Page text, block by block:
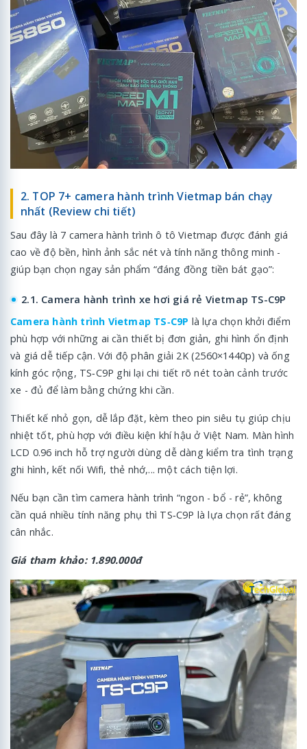
2. TOP 7+ camera hành trình Vietmap bán chạy
nhất (Review chi tiết)
Sau đây là 7 camera hành trình ô tô Vietmap được đánh giá
cao về độ bền, hình ảnh sắc nét và tính năng thông minh -
giúp bạn chọn ngay sản phẩm “đáng đồng tiền bát gạo”:
2.1. Camera hành trình xe hơi giá rẻ Vietmap TS-C9P
Camera hành trình Vietmap TS‑C9P là lựa chọn khởi điểm
phù hợp với những ai cần thiết bị đơn giản, ghi hình ổn định
và giá dễ tiếp cận. Với độ phân giải 2K (2560×1440p) và ống
kính góc rộng, TS‑C9P ghi lại chi tiết rõ nét toàn cảnh trước
xe - đủ để làm bằng chứng khi cần.
Thiết kế nhỏ gọn, dễ lắp đặt, kèm theo pin siêu tụ giúp chịu
nhiệt tốt, phù hợp với điều kiện khí hậu ở Việt Nam. Màn hình
LCD 0.96 inch hỗ trợ người dùng dễ dàng kiểm tra tình trạng
ghi hình, kết nối Wifi, thẻ nhớ,... một cách tiện lợi.
Nếu bạn cần tìm camera hành trình “ngon - bổ - rẻ”, không
cần quá nhiều tính năng phụ thì TS‑C9P là lựa chọn rất đáng
cân nhắc.
Giá tham khảo: 1.890.000đ